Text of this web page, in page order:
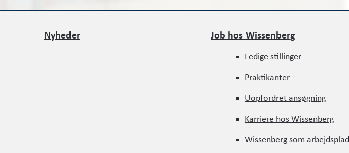
Job hos Wissenberg
Ledige stillinger
Praktikanter
Uopfordret ansøgning
Karriere hos Wissenberg
Nyheder Job hos Wissenberg
Ledige stillinger
Praktikanter
Uopfordret ansøgning
Karriere hos Wissenberg
Wissenberg som
PROJEKT INFORMATION
Bo-Vita (tidl. Lejerbo København)